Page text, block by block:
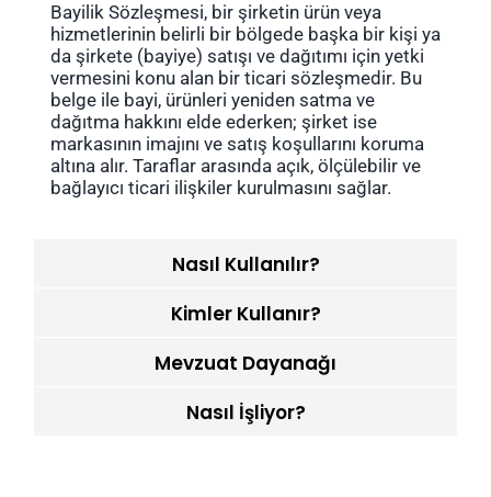
Bayilik Sözleşmesi, bir şirketin ürün veya
hizmetlerinin belirli bir bölgede başka bir kişi ya
da şirkete (bayiye) satışı ve dağıtımı için yetki
vermesini konu alan bir ticari sözleşmedir. Bu
belge ile bayi, ürünleri yeniden satma ve
dağıtma hakkını elde ederken; şirket ise
markasının imajını ve satış koşullarını koruma
altına alır. Taraflar arasında açık, ölçülebilir ve
bağlayıcı ticari ilişkiler kurulmasını sağlar.
Nasıl Kullanılır?
Kimler Kullanır?
Mevzuat Dayanağı
Nasıl İşliyor?